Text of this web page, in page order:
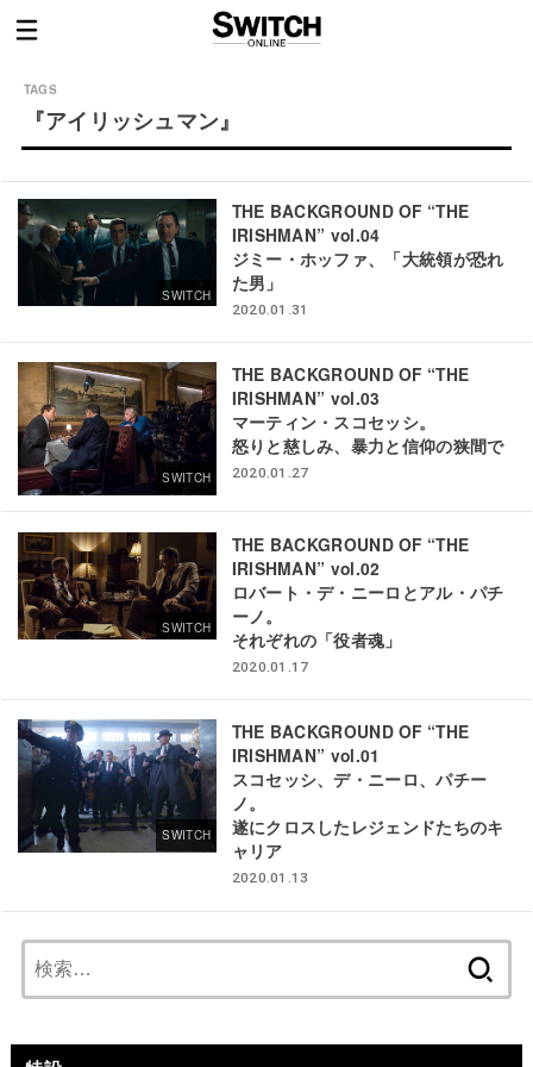
『アイリッシュマン』
SWITCH
THE BACKGROUND OF “THE
IRISHMAN” vol.04
ジミー・ホッファ、「大統領が恐れ
た男」
2020.01.31
SWITCH
THE BACKGROUND OF “THE
IRISHMAN” vol.03
マーティン・スコセッシ。
怒りと慈しみ、暴力と信仰の狭間で
2020.01.27
SWITCH
THE BACKGROUND OF “THE
IRISHMAN” vol.02
ロバート・デ・ニーロとアル・パチ
ーノ。
それぞれの「役者魂」
2020.01.17
SWITCH
THE BACKGROUND OF “THE
IRISHMAN” vol.01
スコセッシ、デ・ニーロ、パチー
ノ。
遂にクロスしたレジェンドたちのキ
ャリア
2020.01.13